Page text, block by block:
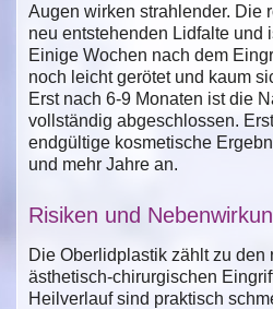
Augen wirken strahlender. Die
neu entstehenden Lidfalte und
Einige Wochen nach dem
noch leicht gerötet und kaum
Erst nach 6-9 Monaten ist die
vollständig abgeschlossen.
endgültige kosmetische
und mehr Jahre an.
Risiken und
Die Oberlidplastik zählt zu den
ästhetisch-chirurgischen
Heilverlauf sind praktisch